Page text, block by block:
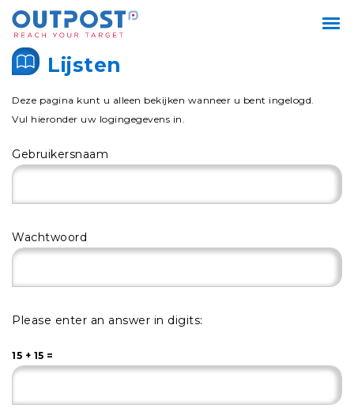
Lijsten
Deze pagina kunt u alleen bekijken wanneer u bent ingelogd.
Vul hieronder uw logingegevens in.
Gebruikersnaam
Wachtwoord
Please enter an answer in digits:
15 + 15 =